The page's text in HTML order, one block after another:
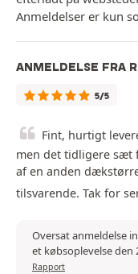
Anmeldelser er kun
ANMELDELSE FRA
5/5
Fint, hurtigt
men det tidligere sæt
af en anden
tilsvarende. Tak for
Oversat anmeldelse
et købsoplevelse den
Rapport